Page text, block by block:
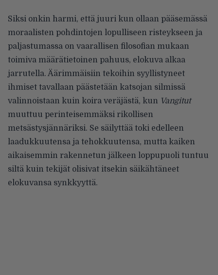
Siksi onkin harmi, että juuri kun ollaan pääsemässä
moraalisten pohdintojen lopulliseen risteykseen ja
paljastumassa on vaarallisen filosofian mukaan
toimiva määrätietoinen pahuus, elokuva alkaa
jarrutella. Äärimmäisiin tekoihin syyllistyneet
ihmiset tavallaan päästetään katsojan silmissä
valinnoistaan kuin koira veräjästä, kun Vangitut
muuttuu perinteisemmäksi rikollisen
metsästysjännäriksi. Se säilyttää toki edelleen
laadukkuutensa ja tehokkuutensa, mutta kaiken
aikaisemmin rakennetun jälkeen loppupuoli tuntuu
siltä kuin tekijät olisivat itsekin säikähtäneet
elokuvansa synkkyyttä.